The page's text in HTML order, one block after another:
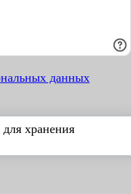
данных
хранения